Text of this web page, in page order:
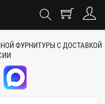
ФУРНИТУРЫ С ДОСТАВКОЙ